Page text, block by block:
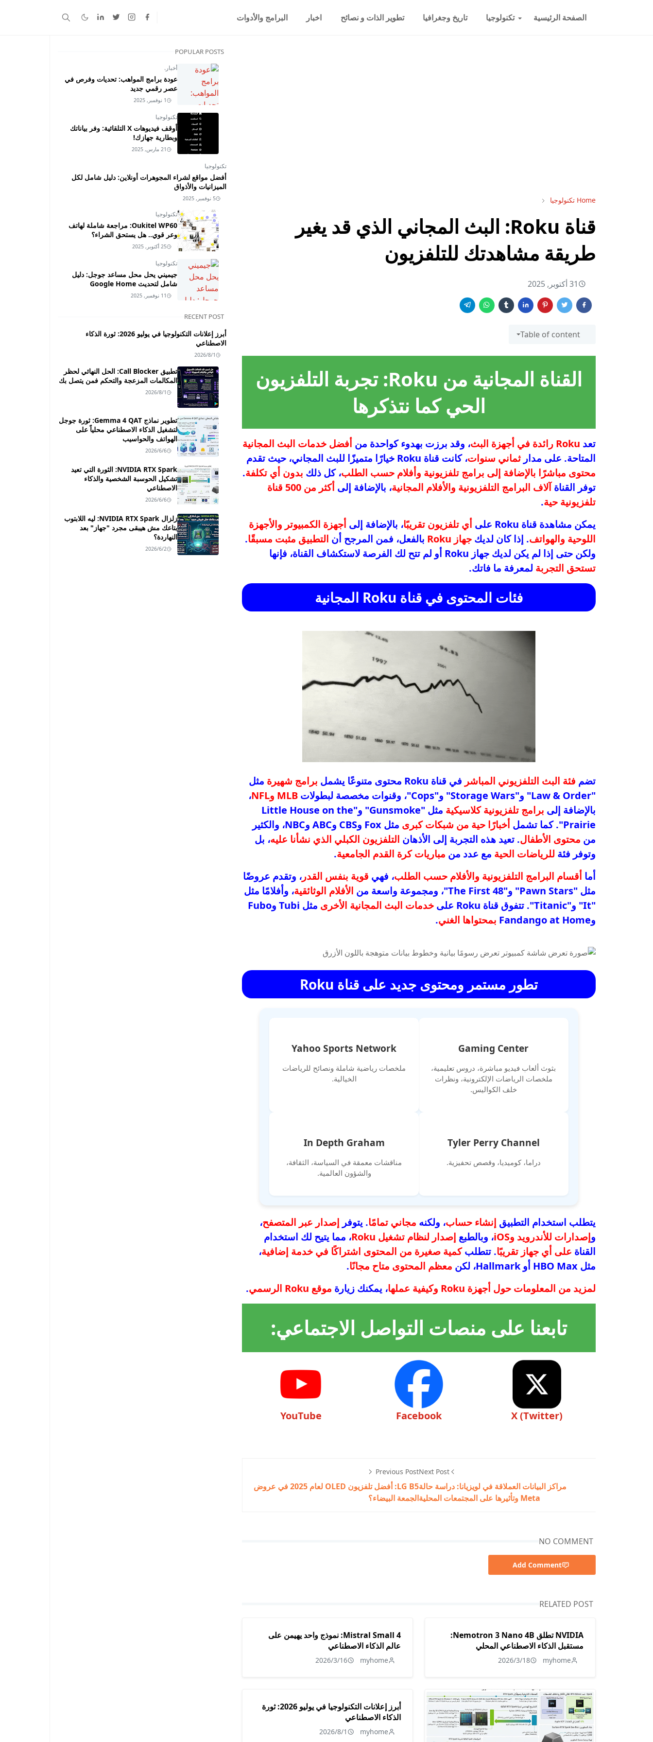
الصفحة الرئيسية تكنولوجيا تاريخ وجغرافيا تطوير الذات و نصائح اخبار البرامج والأدوات
Home تكنولوجيا
قناة Roku: البث المجاني الذي قد يغير
طريقة مشاهدتك للتلفزيون
31 أكتوبر, 2025
Table of content
القناة المجانية من Roku: تجربة التلفزيون
الحي كما نتذكرها
تعد Roku رائدة في أجهزة البث ، وقد برزت بهدوء كواحدة من أفضل خدمات البث المجانية
المتاحة. على مدار ثماني سنوات، كانت قناة Roku خيارًا متميزًا للبث المجاني، حيث تقدم
محتوى مباشرًا بالإضافة إلى برامج تلفزيونية وأفلام حسب الطلب، كل ذلك بدون أي تكلفة.
توفر القناة آلاف البرامج التلفزيونية والأفلام المجانية، بالإضافة إلى
أكثر من 500 قناة
تلفزيونية حية.
يمكن مشاهدة قناة Roku على
أي تلفزيون تقريبًا، بالإضافة إلى أجهزة الكمبيوتر والأجهزة
اللوحية والهواتف. إذا كان لديك جهاز Roku بالفعل، فمن المرجح أن التطبيق مثبت مسبقًا.
ولكن حتى إذا لم يكن لديك جهاز Roku أو لم تتح لك الفرصة لاستكشاف القناة، فإنها
تستحق التجربة لمعرفة ما فاتك.
فئات المحتوى في قناة Roku المجانية
تضم فئة البث التلفزيوني المباشر في قناة Roku محتوى متنوعًا يشمل برامج شهيرة مثل
"Law & Order" و"Storage Wars" و"Cops"، وقنوات مخصصة لبطولات
MLB وNFL
،
بالإضافة إلى برامج تلفزيونية كلاسيكية
مثل "Gunsmoke" و"Little House on the
Prairie". كما تشمل
أخبارًا حية من شبكات كبرى
مثل Fox وCBS وABC وNBC، والكثير
من محتوى الأطفال. تعيد هذه التجربة إلى الأذهان التلفزيون الكبلي الذي نشأنا عليه، بل
وتوفر فئة للرياضات الحية مع عدد من مباريات كرة القدم الجامعية.
أما أقسام البرامج التلفزيونية والأفلام حسب الطلب، فهي قوية بنفس القدر، وتقدم عروضًا
مثل "Pawn Stars" و"The First 48"، ومجموعة واسعة من
الأفلام الوثائقية، وأفلامًا مثل
"It" و"Titanic". تتفوق قناة Roku على
خدمات البث المجانية الأخرى
مثل Tubi وFubo
وFandango at Home
بمحتواها الغني.
تطور مستمر ومحتوى جديد على قناة Roku
Gaming Center
بثوث ألعاب فيديو مباشرة، دروس تعليمية،
ملخصات الرياضات الإلكترونية، ونظرات
خلف الكواليس.
Yahoo Sports Network
ملخصات رياضية شاملة ونصائح للرياضات
الخيالية.
Tyler Perry Channel
دراما، كوميديا، وقصص تحفيزية.
In Depth Graham
مناقشات معمقة في السياسة، الثقافة،
والشؤون العالمية.
يتطلب استخدام التطبيق إنشاء حساب، ولكنه مجاني تمامًا. يتوفر إصدار عبر المتصفح،
وإصدارات للأندرويد وiOS ، وبالطبع إصدار لنظام تشغيل Roku
، مما يتيح لك استخدام
القناة على أي جهاز تقريبًا. تتطلبكمية صغيرة من المحتوى اشتراكًا في خدمة إضافية،
مثل HBO Max أو Hallmark، لكن
معظم المحتوى متاح مجانًا.
لمزيد من المعلومات حول أجهزة Roku وكيفية عملها
، يمكنك زيارة موقع Roku الرسمي .
تابعنا على منصات التواصل الاجتماعي:
X (Twitter)
Facebook
YouTube
Next Post
مراكز البيانات العملاقة في لويزيانا: دراسة حالة
Meta وتأثيرها على المجتمعات المحلية
Previous Post
LG B5: أفضل تلفزيون OLED لعام 2025 في عروض
الجمعة البيضاء؟
NO COMMENT
Add Comment
RELATED POST
NVIDIA تطلق Nemotron 3 Nano 4B:
مستقبل الذكاء الاصطناعي المحلي
myhome
2026/3/18
Mistral Small 4: نموذج واحد يهيمن على
عالم الذكاء الاصطناعي
myhome
2026/3/16
أبرز إعلانات التكنولوجيا في يوليو 2026: ثورة
الذكاء الاصطناعي
myhome
2026/8/1
POPULAR POSTS
أخبار.
عودة برامج المواهب: تحديات وفرص في
عصر رقمي جديد
1 نوفمبر, 2025
تكنولوجيا
أوقف فيديوهات X التلقائية: وفر بياناتك
وبطارية جهازك!
21 مارس, 2025
تكنولوجيا
أفضل مواقع لشراء المجوهرات أونلاين: دليل شامل لكل
الميزانيات والأذواق
5 نوفمبر, 2025
تكنولوجيا
Oukitel WP60: مراجعة شاملة لهاتف
وعر قوي.. هل يستحق الشراء؟
25 أكتوبر, 2025
تكنولوجيا
جيميني يحل محل مساعد جوجل: دليل
شامل لتحديث Google Home
11 نوفمبر, 2025
RECENT POST
أبرز إعلانات التكنولوجيا في يوليو 2026: ثورة الذكاء
الاصطناعي
2026/8/1
تطبيق Call Blocker: الحل النهائي لحظر
المكالمات المزعجة والتحكم فمن يتصل بك
2026/8/1
تطوير نماذج Gemma 4 QAT: ثورة جوجل
لتشغيل الذكاء الاصطناعي محلياً على
الهواتف والحواسيب
2026/6/6
NVIDIA RTX Spark: الثورة التي تعيد
تشكيل الحوسبة الشخصية والذكاء
الاصطناعي
2026/6/6
زلزال NVIDIA RTX Spark: ليه اللابتوب
بتاعك مش هيبقى مجرد "جهاز" بعد
النهاردة؟
2026/6/2